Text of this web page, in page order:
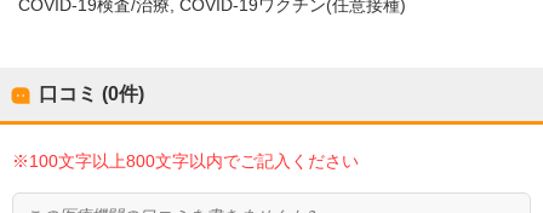
COVID-19検査/治療 COVID-19ワクチン(任意接種)
口コミ (0件)
※100文字以上800文字以内でご記入ください